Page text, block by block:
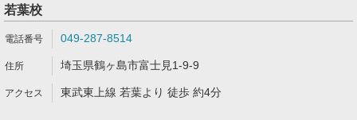
若葉校
049-287-8514
埼玉県鶴ヶ島市富士見1-9-9
東武東上線 若葉より 徒歩 約4分